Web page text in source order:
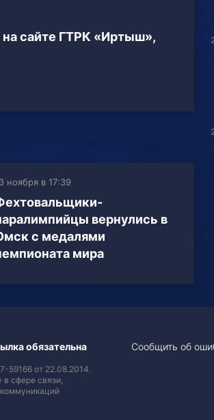
на сайте ГТРК «Иртыш»,
ноября в 17:39
вернулись в
с медалями
мира
обязательна
59166 от 22.08.2014.
сфере связи,
Сообщить об